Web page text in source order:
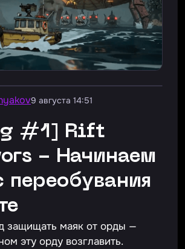
9 августа 14:51
- Начинаем
переобувания
защищать маяк от орды —
эту орду возглавить.